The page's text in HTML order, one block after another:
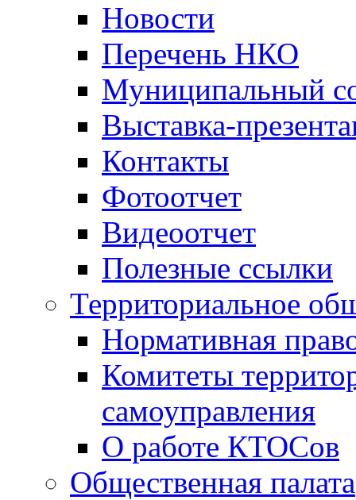
Новости
Перечень НКО
Муниципальный
Выставка-
Контакты
Фотоотчет
Видеоотчет
Полезные ссылки
Территориальное
Нормативная
Комитеты
самоуправления
О работе КТОСов
Общественная палата